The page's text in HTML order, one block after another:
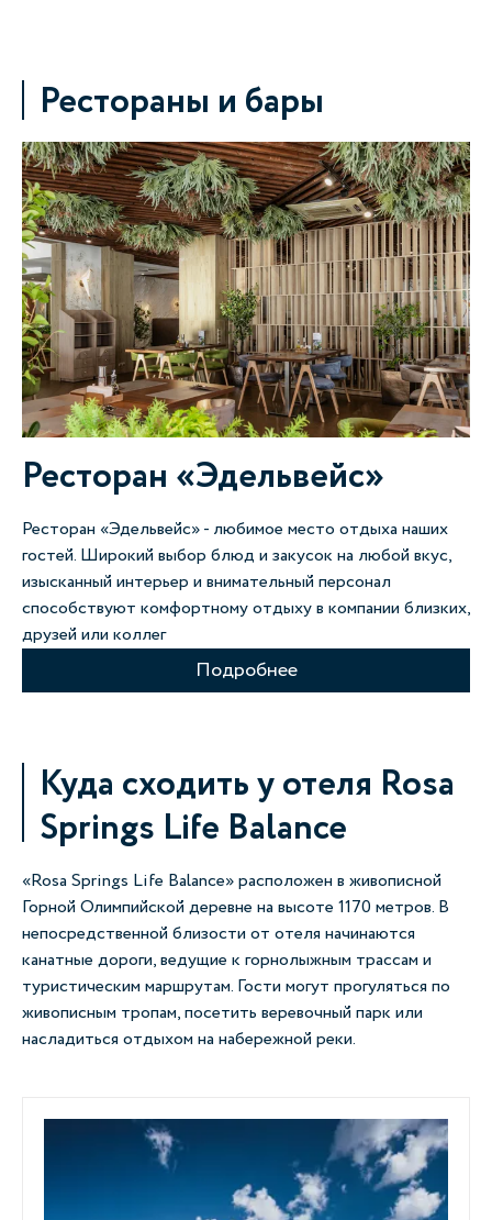
Рестораны и бары
Ресторан «Эдельвейс»
Ресторан «Эдельвейс» - любимое место отдыха наших
гостей. Широкий выбор блюд и закусок на любой вкус,
изысканный интерьер и внимательный персонал
способствуют комфортному отдыху в компании близких,
друзей или коллег
Подробнее
Куда сходить у отеля Rosa
Springs Life Balance
«Rosa Springs Life Balance» расположен в живописной
Горной Олимпийской деревне на высоте 1170 метров. В
непосредственной близости от отеля начинаются
канатные дороги, ведущие к горнолыжным трассам и
туристическим маршрутам. Гости могут прогуляться по
живописным тропам, посетить веревочный парк или
насладиться отдыхом на набережной реки.